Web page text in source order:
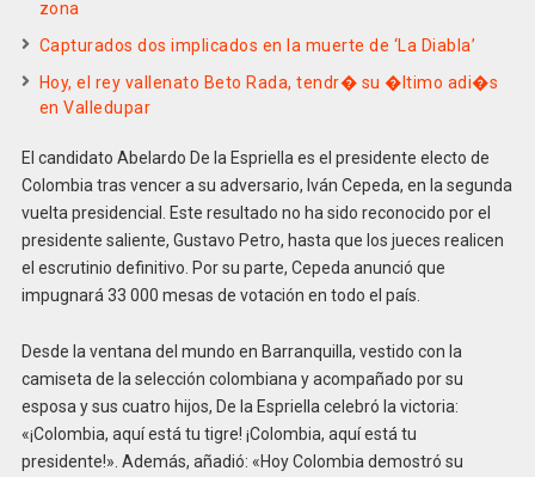
zona
Capturados dos implicados en la muerte de ‘La Diabla’
Hoy, el rey vallenato Beto Rada, tendr� su �ltimo adi�s
en Valledupar
El candidato Abelardo De la Espriella es el presidente electo de
Colombia tras vencer a su adversario, Iván Cepeda, en la segunda
vuelta presidencial. Este resultado no ha sido reconocido por el
presidente saliente, Gustavo Petro, hasta que los jueces realicen
el escrutinio definitivo. Por su parte, Cepeda anunció que
impugnará 33 000 mesas de votación en todo el país.
Desde la ventana del mundo en Barranquilla, vestido con la
camiseta de la selección colombiana y acompañado por su
esposa y sus cuatro hijos, De la Espriella celebró la victoria:
«¡Colombia, aquí está tu tigre! ¡Colombia, aquí está tu
presidente!». Además, añadió: «Hoy Colombia demostró su